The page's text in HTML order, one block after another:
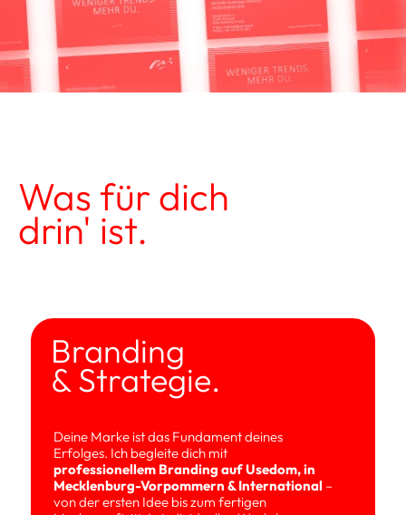
Was für dich
drin' ist.
Branding
& Strategie.
Deine Marke ist das Fundament deines
Erfolges. Ich begleite dich mit
professionellem Branding auf Usedom, in
Mecklenburg-Vorpommern & International –
von der ersten Idee bis zum fertigen